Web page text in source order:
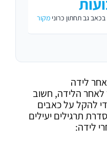
גב תחתון כרוני מקור
לידה
לאחר הלידה, חשוב
להקל על כאבים
תרגילים יעילים
לידה: